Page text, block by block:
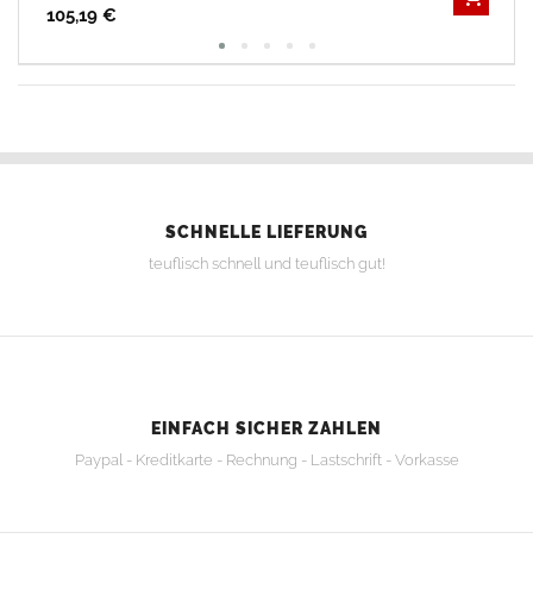
105,19 €
SCHNELLE LIEFERUNG
teuflisch schnell und teuflisch gut!
EINFACH SICHER ZAHLEN
Paypal - Kreditkarte - Rechnung - Lastschrift - Vorkasse